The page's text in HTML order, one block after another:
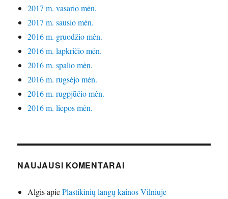
2017 m. vasario mėn.
2017 m. sausio mėn.
2016 m. gruodžio mėn.
2016 m. lapkričio mėn.
2016 m. spalio mėn.
2016 m. rugsėjo mėn.
2016 m. rugpjūčio mėn.
2016 m. liepos mėn.
NAUJAUSI KOMENTARAI
AlgisapiePlastikinių langų kainos Vilniuje